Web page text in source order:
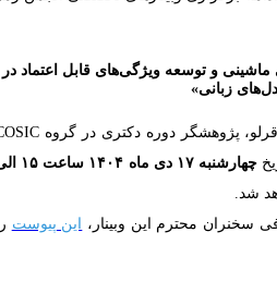
و توسعه ویژگی‌های قابل اعتماد در
زبانی»
توسط آقای مهندس علیرضا آقاباقرلو، پژوهشگر دوره دکتری در گروه COSIC
چهارشنبه ۱۷ دی ماه ۱۴۰۴ ساعت ۱۵ الی
شد.
محترم این وبینار، این پیوسترا